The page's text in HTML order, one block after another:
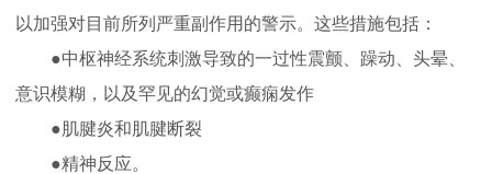
以加强对目前所列严重副作用的警示。这些措施包括：
●中枢神经系统刺激导致的一过性震颤、躁动、头晕、
意识模糊，以及罕见的幻觉或癫痫发作
● 肌腱炎和肌腱断裂
●精神反应。